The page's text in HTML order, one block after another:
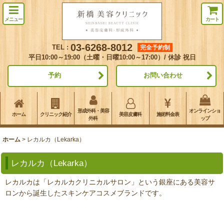
メニュー
TEL : 03-6268-8012
完全予約制
平日10:00～19:00（土曜・日曜10:00～17:00）/ 休診 祝日
予約 お問い合わせ
カート
ホーム クリニック紹介
形成外科・美容
外科
美容皮膚科 施術料金表
オンラインショ
ップ
ホーム > レカルカ（Lekarka）
レカルカ（Lekarka）
レカルカは「レカルカクリニカルサロン」という銀座にある美容サ
ロンから誕生したスキンケアコスメブランドです。